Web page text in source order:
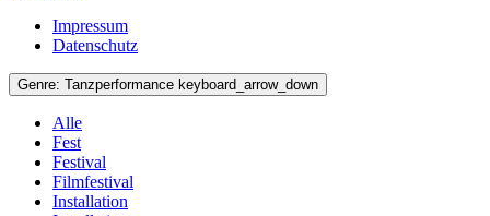
Impressum
Datenschutz
Genre: Tanzperformance keyboard_arrow_down
Alle
Fest
Festival
Filmfestival
Installation